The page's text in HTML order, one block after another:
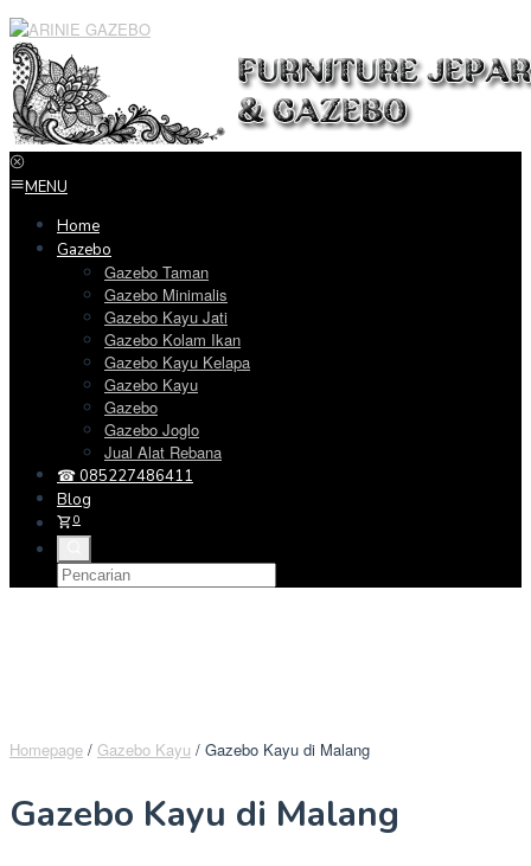
Loncat
ke
konten
MENU
Home
Gazebo
Gazebo Taman
Gazebo Minimalis
Gazebo Kayu Jati
Gazebo Kolam Ikan
Gazebo Kayu Kelapa
Gazebo Kayu
Gazebo
Gazebo Joglo
Jual Alat Rebana
☎ 085227486411
Blog
0
Homepage / Gazebo Kayu / Gazebo Kayu di Malang
Gazebo Kayu di Malang